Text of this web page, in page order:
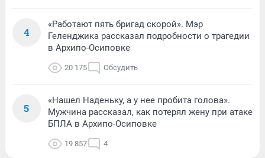
4
«Работают пять бригад скорой». Мэр
Геленджика рассказал подробности о трагедии
в Архипо-Осиповке
20 175 Обсудить
5
«Нашел Наденьку, а у нее пробита голова».
Мужчина рассказал, как потерял жену при атаке
БПЛА в Архипо-Осиповке
19 857 4